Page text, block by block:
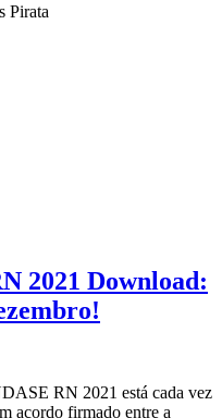
Pirata
2021 Download:
RN 2021 está cada vez
acordo firmado entre a